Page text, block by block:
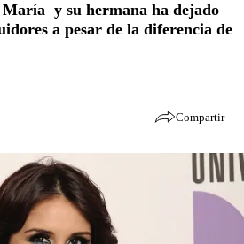
y su hermana ha dejado
a pesar de la diferencia de
Compartir